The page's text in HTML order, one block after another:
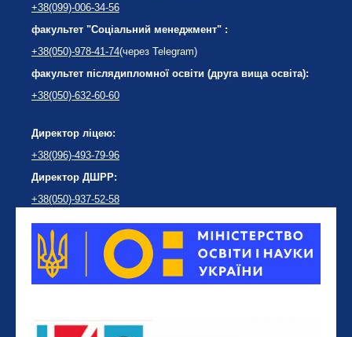
+38(099)-006-34-56
факультет "Соціальний менеджмент" :
+38(050)-978-41-74(через Telegram)
факультет післядипломної освіти (друга вища освіта):
+38(050)-632-60-60
Директор ліцею:
+38(096)-493-79-96
Директор ДШРР:
+38(050)-937-52-58